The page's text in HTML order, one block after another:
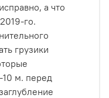
а что
го.
грузики
10 м. перед